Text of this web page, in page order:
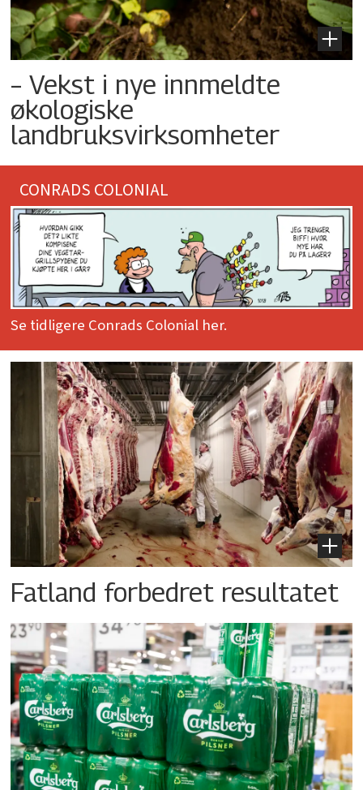
– Vekst i nye innmeldte
økologiske
landbruksvirksomheter
CONRADS COLONIAL
Se tidligere Conrads Colonial her.
Fatland forbedret resultatet